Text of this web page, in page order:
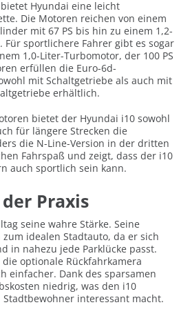
Hyundai eine leicht
Die Motoren reichen von einem
mit 67 PS bis hin zu einem 1,2-
Für sportlichere Fahrer gibt es sogar
1,0-Liter-Turbomotor, der 100 PS
erfüllen die Euro-6d-
mit Schaltgetriebe als auch mit
erhältlich.
bietet der Hyundai i10 sowohl
für längere Strecken die
die N-Line-Version in der dritten
Fahrspaß und zeigt, dass der i10
auch sportlich sein kann.
Praxis
seine wahre Stärke. Seine
idealen Stadtauto, da er sich
in nahezu jede Parklücke passt.
optionale Rückfahrkamera
einfacher. Dank des sparsamen
niedrig, was den i10
interessant macht.